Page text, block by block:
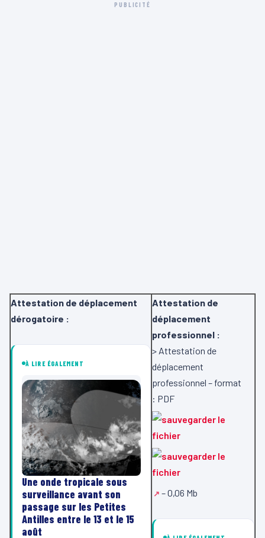
PUBLICITÉ
Attestation de déplacement
dérogatoire :
À LIRE ÉGALEMENT
Une onde tropicale sous
surveillance avant son
passage sur les Petites
Antilles entre le 13 et le 15
août
Attestation de
déplacement
professionnel :
> Attestation de
déplacement
professionnel – format
: PDF
– 0,06 Mb